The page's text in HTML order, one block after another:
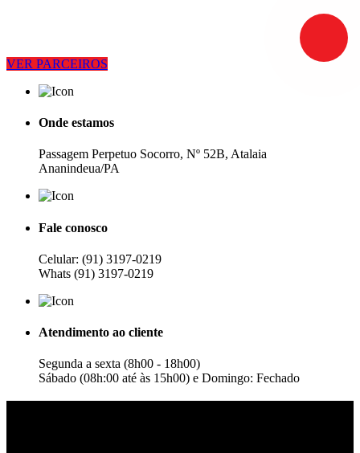
VER PARCEIROS
Onde estamos
Passagem Perpetuo Socorro, Nº 52B, Atalaia
Ananindeua/PA
Fale conosco
Celular: (91) 3197-0219
Whats (91) 3197-0219
Atendimento ao cliente
Segunda a sexta (8h00 - 18h00)
Sábado (08h:00 até às 15h00) e Domingo: Fechado